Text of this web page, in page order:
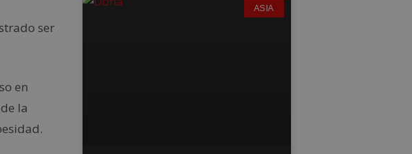
ser
en
la
ASIA